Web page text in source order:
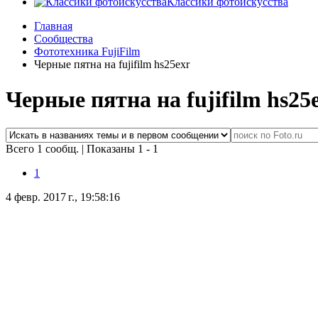
Главная
Сообщества
Фототехника FujiFilm
Черные пятна на fujifilm hs25exr
Черные пятна на fujifilm
Всего 1 сообщ. | Показаны 1 - 1
1
4 февр. 2017 г., 19:58:16